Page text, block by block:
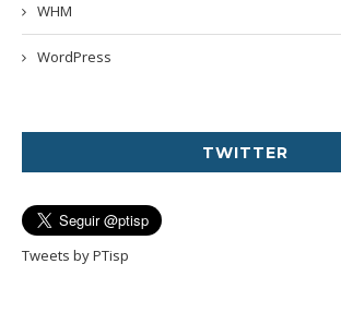
WHM
WordPress
TWITTER
Tweets by PTisp